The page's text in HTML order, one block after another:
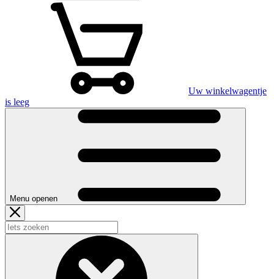
Uw winkelwagentje
is leeg
Menu openen